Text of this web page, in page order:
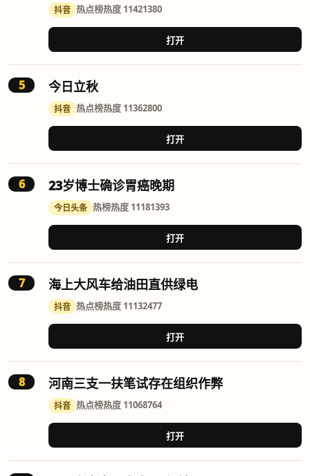
抖音 热点榜热度 11421380
打开
5 今日立秋
抖音 热点榜热度 11362800
打开
6 23岁博士确诊胃癌晚期
今日头条 热榜热度 11181393
打开
7 海上大风车给油田直供绿电
抖音 热点榜热度 11132477
打开
8 河南三支一扶笔试存在组织作弊
抖音 热点榜热度 11068764
打开